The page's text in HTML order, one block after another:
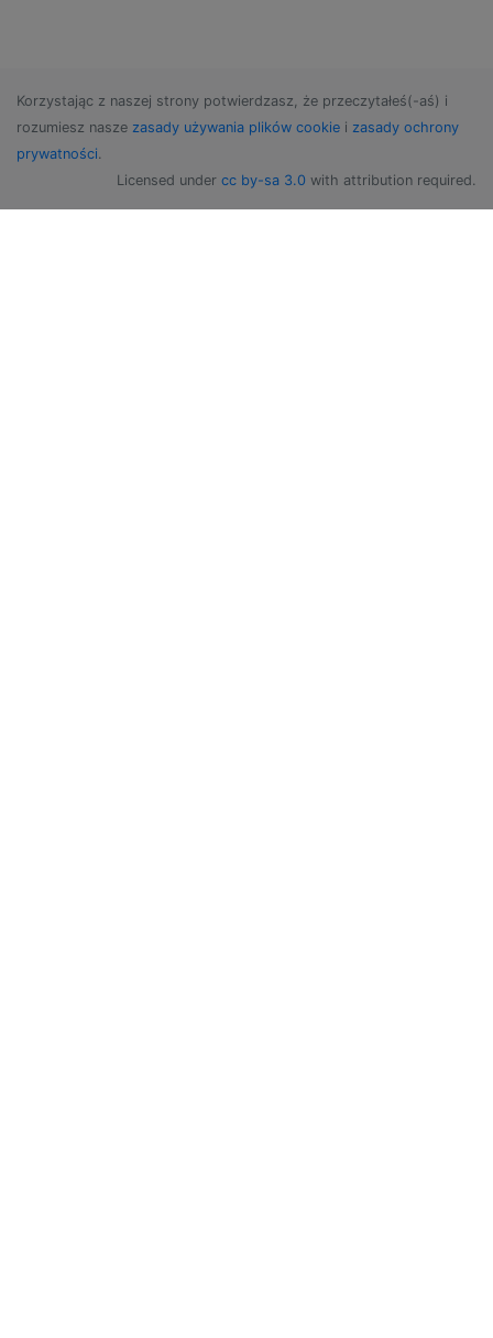
Korzystając z naszej strony potwierdzasz, że przeczytałeś(-aś) i
rozumiesz nasze zasady używania plików cookie i zasady ochrony
prywatności.
Licensed under cc by-sa 3.0 with attribution required.